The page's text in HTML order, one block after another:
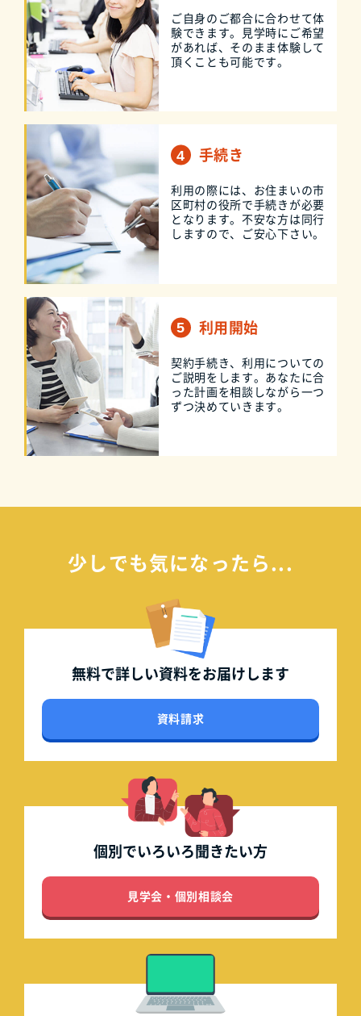
ご自身のご都合に合わせて体
験できます。見学時にご希望
があれば、そのまま体験して
頂くことも可能です。
手続き
利用の際には、お住まいの市
区町村の役所で手続きが必要
となります。不安な方は同行
しますので、ご安心下さい。
利用開始
契約手続き、利用についての
ご説明をします。あなたに合
った計画を相談しながら一つ
ずつ決めていきます。
少しでも気になったら...
無料で詳しい資料をお届けします
資料請求
個別でいろいろ聞きたい方
見学会・個別相談会